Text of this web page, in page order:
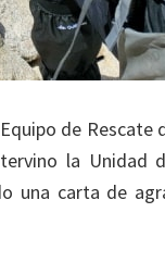
de Rescate
la Unidad
una carta de